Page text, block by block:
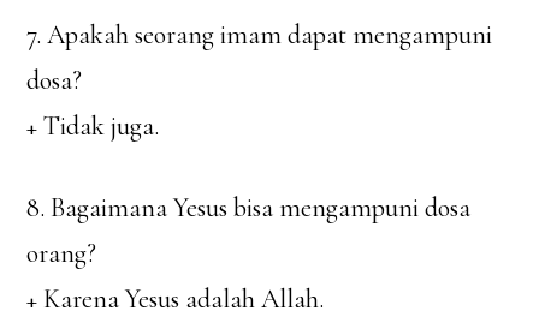
7. Apakah seorang imam dapat mengampuni
dosa?
+ Tidak juga.
8. Bagaimana Yesus bisa mengampuni dosa
orang?
+ Karena Yesus adalah Allah.